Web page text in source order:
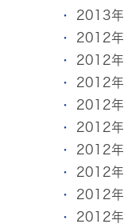
2013
2012
2012
2012
2012
2012
2012
2012
2012
2012